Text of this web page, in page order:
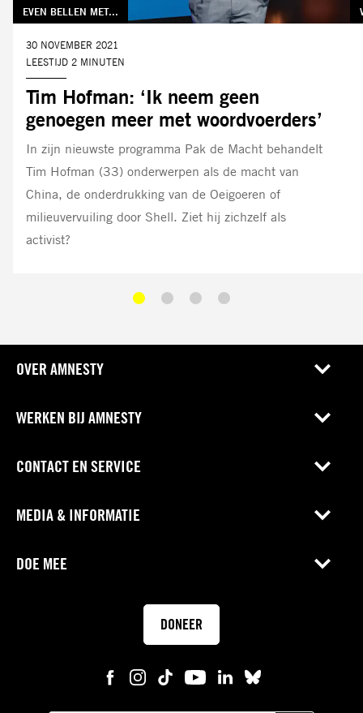
Tim Hofman: ‘Ik neem geen
genoegen meer met woordvoerders’
TAG:
EVEN BELLEN MET...
DATUM:
30 NOVEMBER 2021
LEESTIJD 2 MINUTEN
In zijn nieuwste programma Pak de Macht behandelt
Tim Hofman (33) onderwerpen als de macht van
China, de onderdrukking van de Oeigoeren of
milieuvervuiling door Shell. Ziet hij zichzelf als
activist?
OVER AMNESTY
WERKEN BIJ AMNESTY
CONTACT EN SERVICE
MEDIA & INFORMATIE
DOE MEE
DONEER